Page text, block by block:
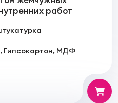
работ
Гипсокартон, МДФ